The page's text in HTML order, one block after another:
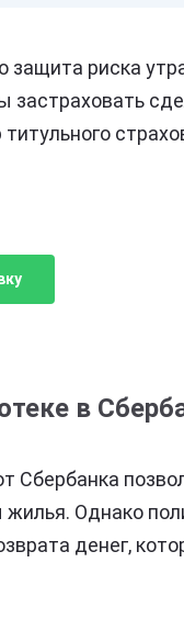
защита риска
в
Сбербанка
жилья. Однако
денег,